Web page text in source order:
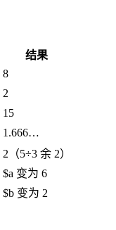
结果
8
2
15
1.666…
2（5÷3 余 2）
$a 变为 6
$b 变为 2